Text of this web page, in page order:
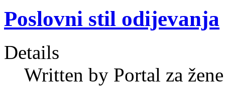
Poslovni stil odijevanja
Details
Written by Portal za žene